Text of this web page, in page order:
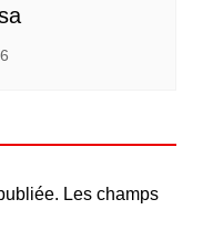
Les champs